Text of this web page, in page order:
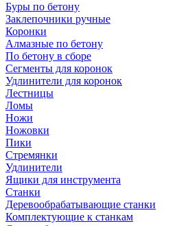
Буры по бетону
Заклепочники ручные
Коронки
Алмазные по бетону
По бетону в сборе
Сегменты для коронок
Удлинители для коронок
Лестницы
Ломы
Ножи
Ножовки
Пики
Стремянки
Удлинители
Ящики для инструмента
Станки
Деревообрабатывающие станки
Комплектующие к станкам